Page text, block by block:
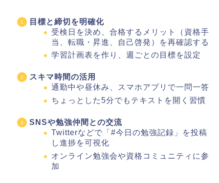
目標と締切を明確化
受検日を決め、合格するメリット（資格手
当、転職・昇進、自己啓発）を再確認する
学習計画表を作り、週ごとの目標を設定
スキマ時間の活用
通勤中や昼休み、スマホアプリで一問一答
ちょっとした5分でもテキストを開く習慣
SNSや勉強仲間との交流
Twitterなどで「#今日の勉強記録」を投稿
し進捗を可視化
オンライン勉強会や資格コミュニティに参
加